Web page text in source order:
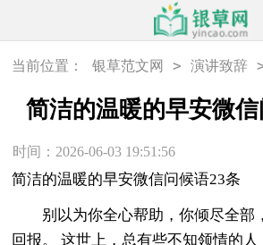
当前位置： 银草范文网 > 演讲致辞
温暖的早安微信问候语23条
简洁的温暖的早安微
时间：2026-06-03 19:51:56
简洁的温暖的早安微信问候语23条
别以为你全心帮助，你倾尽全部
回报。 这世上，总有些不知领情的人